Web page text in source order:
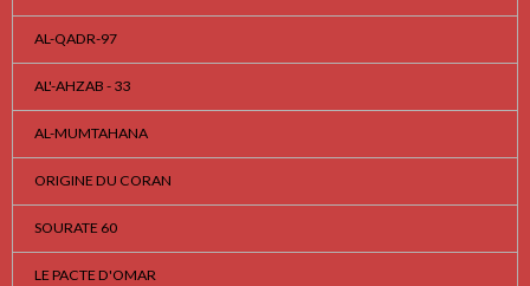
AL-QADR-97
AL'-AHZAB - 33
AL-MUMTAHANA
ORIGINE DU CORAN
SOURATE 60
LE PACTE D'OMAR